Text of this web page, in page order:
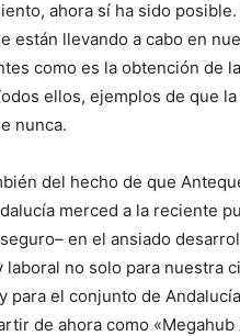
ahora sí ha sido
están llevando a cabo en
como es la obtención de
ellos, ejemplos de que
nunca.
del hecho de que
merced a la reciente
en el ansiado
no solo para nuestra
para el conjunto de
de ahora como